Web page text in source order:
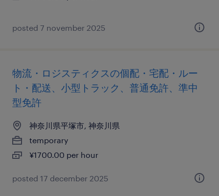
posted 7 november 2025
物流・ロジスティクスの個配・宅配・ルー
ト・配送、小型トラック、普通免許、準中
型免許
神奈川県平塚市, 神奈川県
temporary
¥1700.00 per hour
posted 17 december 2025